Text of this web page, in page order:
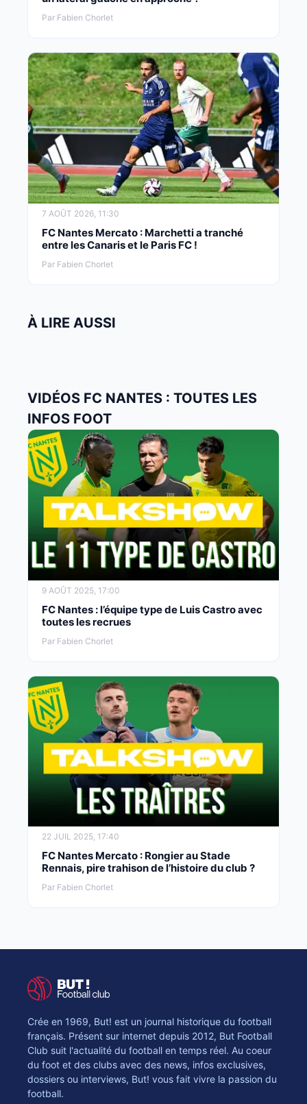
Par Fabien Chorlet
7 AOÛT 2026, 11:30
FC Nantes Mercato : Marchetti a tranché
entre les Canaris et le Paris FC !
Par Fabien Chorlet
À LIRE AUSSI
VIDÉOS FC NANTES : TOUTES LES
INFOS FOOT
9 AOÛT 2025, 17:00
FC Nantes : l’équipe type de Luis Castro avec
toutes les recrues
Par Fabien Chorlet
22 JUIL 2025, 17:40
FC Nantes Mercato : Rongier au Stade
Rennais, pire trahison de l’histoire du club ?
Par Fabien Chorlet
Crée en 1969, But! est un journal historique du football
français. Présent sur internet depuis 2012, But Football
Club suit l'actualité du football en temps réel. Au coeur
du foot et des clubs avec des news, infos exclusives,
dossiers ou interviews, But! vous fait vivre la passion du
football.